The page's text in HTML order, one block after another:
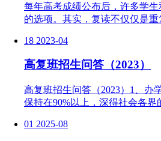
每年高考成绩公布后，许多学
的选项。其实，复读不仅仅是
18 2023-04
高复班招生问答（2023）
高复班招生问答（2023）1、办
保持在90%以上，深得社会各
01 2025-08